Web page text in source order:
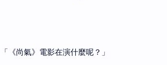
「《尚氣》電影在演什麼呢？」